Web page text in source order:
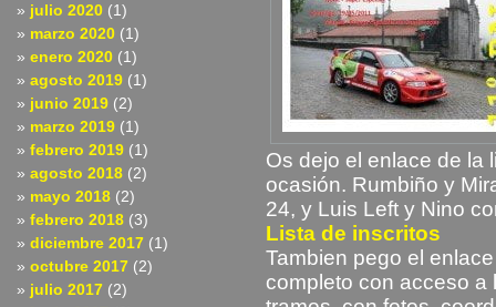
julio 2020 (1)
marzo 2020 (1)
enero 2020 (1)
agosto 2019 (1)
junio 2019 (2)
marzo 2019 (1)
febrero 2019 (1)
agosto 2018 (2)
mayo 2018 (2)
febrero 2018 (3)
diciembre 2017 (1)
octubre 2017 (2)
julio 2017 (2)
Os dejo el enlace de la
ocasión. Rumbiño y
24, y Luis Left y Nino
Lista de inscritos
Tambien pego el
completo con acceso